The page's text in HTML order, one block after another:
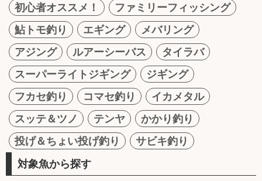
初心者オススメ！
ファミリーフィッシング
鮎トモ釣り
エギング
メバリング
アジング
ルアーシーバス
タイラバ
スーパーライトジギング
ジギング
フカセ釣り
コマセ釣り
イカメタル
スッテ＆ツノ
テンヤ
かかり釣り
投げ＆ちょい投げ釣り
サビキ釣り
対象魚から探す